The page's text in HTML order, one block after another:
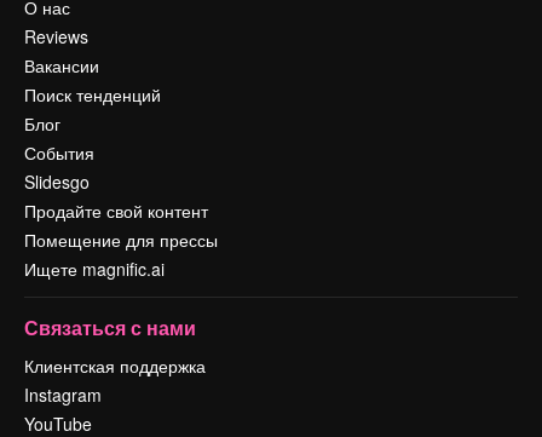
О нас
Reviews
Вакансии
Поиск тенденций
Блог
События
Slidesgo
Продайте свой контент
Помещение для прессы
Ищете magnific.ai
Связаться с нами
Клиентская поддержка
Instagram
YouTube